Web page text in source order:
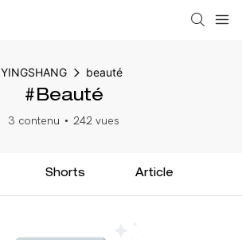
YINGSHANG beauté
#beauté
3 contenu 242 vues
Shorts Article